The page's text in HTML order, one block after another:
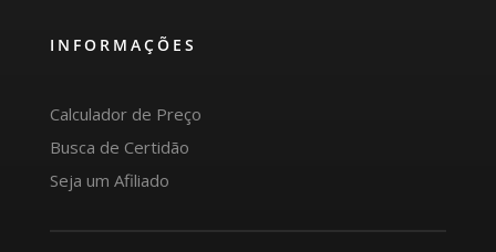
INFORMAÇÕES
Calculador de Preço
Busca de Certidão
Seja um Afiliado